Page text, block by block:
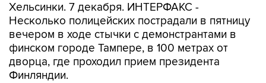
Хельсинки. 7 декабря. ИНТЕРФАКС -
Несколько полицейских пострадали в пятницу
вечером в ходе стычки с демонстрантами в
финском городе Тампере, в 100 метрах от
дворца, где проходил прием президента
Финляндии.